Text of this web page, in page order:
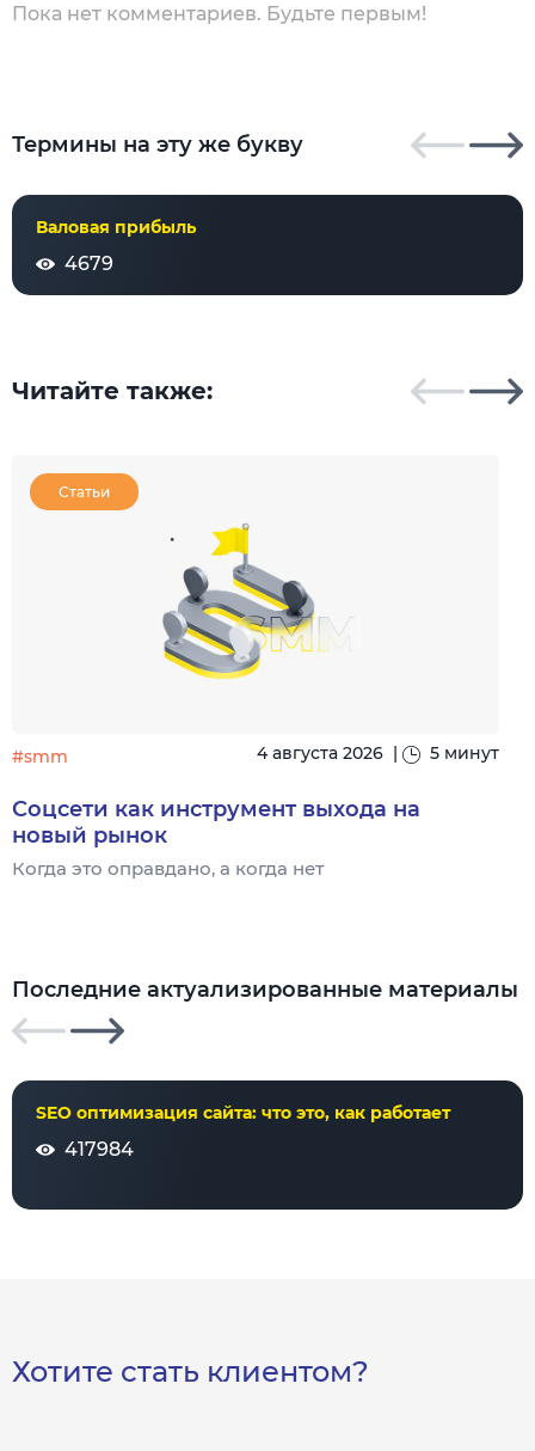
Пока нет комментариев. Будьте первым!
Термины на эту же букву
Валовая прибыль
4679
Читайте также:
Статьи
#smm 4 августа 2026 | 5 минут
Соцсети как инструмент выхода на
новый рынок
Когда это оправдано, а когда нет
Последние актуализированные материалы
SEO оптимизация сайта: что это, как работает
417984
Хотите стать клиентом?